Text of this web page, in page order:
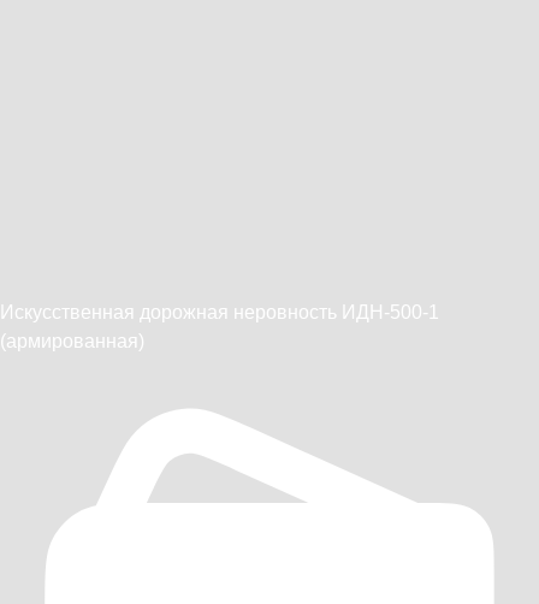
Искусственная дорожная неровность ИДН-500-1
(армированная)